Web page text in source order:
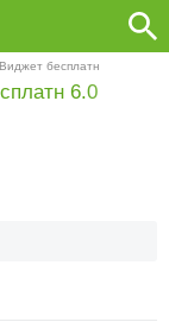
бесплатн
6.0